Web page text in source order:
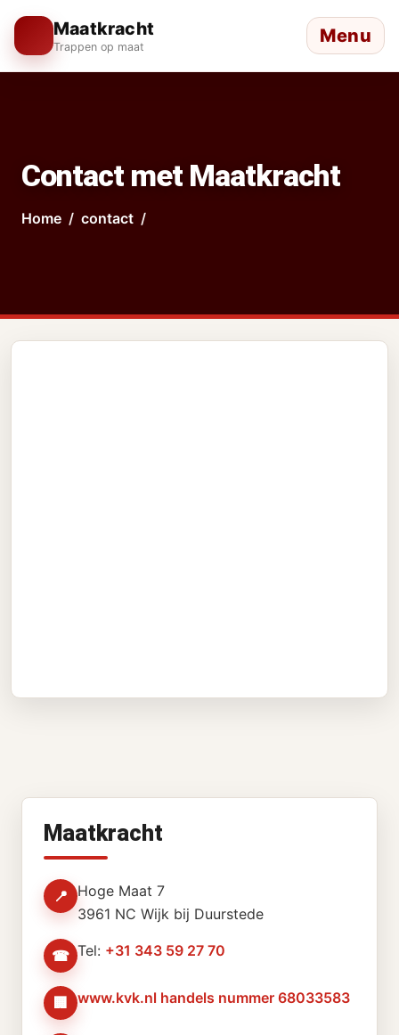
Maatkracht
Trappen op maat Menu
Contact met Maatkracht
Home contact
Maatkracht
📍
Hoge Maat 7
3961 NC Wijk bij Duurstede
☎ Tel: +31 343 59 27 70
🏢 www.kvk.nl handels nummer 68033583